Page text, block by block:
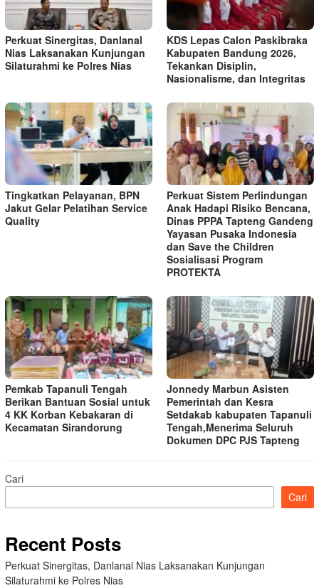
Perkuat Sinergitas, Danlanal
Nias Laksanakan Kunjungan
Silaturahmi ke Polres Nias
KDS Lepas Calon Paskibraka
Kabupaten Bandung 2026,
Tekankan Disiplin,
Nasionalisme, dan Integritas
Tingkatkan Pelayanan, BPN
Jakut Gelar Pelatihan Service
Quality
Perkuat Sistem Perlindungan
Anak Hadapi Risiko Bencana,
Dinas PPPA Tapteng Gandeng
Yayasan Pusaka Indonesia
dan Save the Children
Sosialisasi Program
PROTEKTA
Pemkab Tapanuli Tengah
Berikan Bantuan Sosial untuk
4 KK Korban Kebakaran di
Kecamatan Sirandorung
Jonnedy Marbun Asisten
Pemerintah dan Kesra
Setdakab kabupaten Tapanuli
Tengah,Menerima Seluruh
Dokumen DPC PJS Tapteng
Cari
Cari
Recent Posts
Perkuat Sinergitas, Danlanal Nias Laksanakan Kunjungan
Silaturahmi ke Polres Nias